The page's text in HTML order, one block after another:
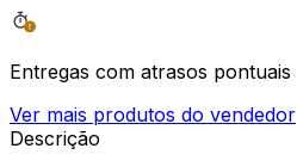
Entregas com atrasos pontuais
Ver mais produtos do vendedor
Descrição